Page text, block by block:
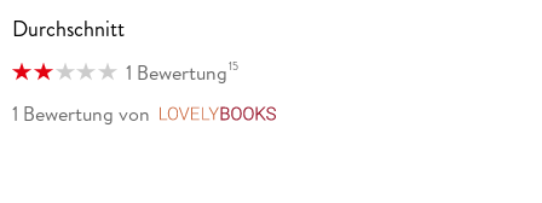
Durchschnitt
1 Bewertung15
1 Bewertung von